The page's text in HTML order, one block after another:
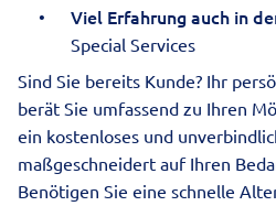
Viel Erfahrung auch in
Special Services
Sind Sie bereits Kunde? Ihr
berät Sie umfassend zu Ihren
ein kostenloses und
maßgeschneidert auf Ihren
Benötigen Sie eine schnelle